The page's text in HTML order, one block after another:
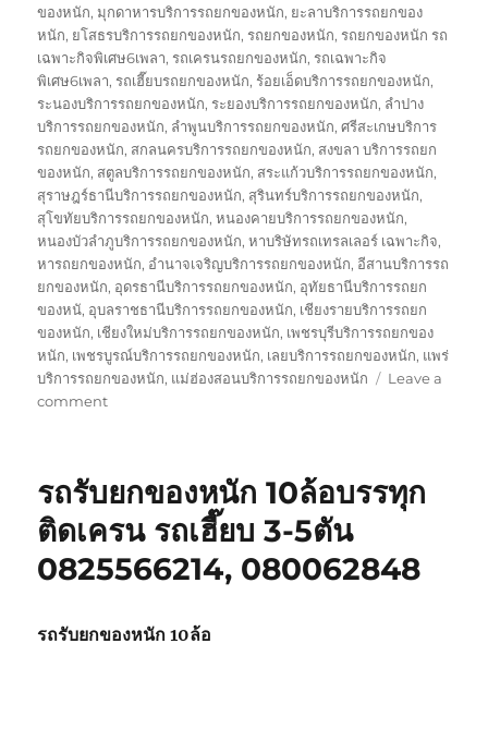
ของหนัก,มุกดาหารบริการรถยกของหนัก, ยะลาบริการรถยกของ
หนัก, ยโสธรบริการรถยกของหนัก,รถยกของหนัก,รถยกของหนัก รถ
เฉพาะกิจพิเศษ6เพลา,รถเครนรถยกของหนัก,รถเฉพาะกิจ
พิเศษ6เพลา,รถเฮี๊ยบรถยกของหนัก,ร้อยเอ็ดบริการรถยกของหนัก,
ระนองบริการรถยกของหนัก,ระยองบริการรถยกของหนัก, ลำปาง
บริการรถยกของหนัก, ลำพูนบริการรถยกของหนัก,ศรีสะเกษบริการ
รถยกของหนัก, สกลนครบริการรถยกของหนัก, สงขลา บริการรถยก
ของหนัก, สตูลบริการรถยกของหนัก, สระแก้วบริการรถยกของหนัก,
สุราษฎร์ธานีบริการรถยกของหนัก, สุรินทร์บริการรถยกของหนัก,
สุโขทัยบริการรถยกของหนัก,หนองคายบริการรถยกของหนัก,
หนองบัวลำภูบริการรถยกของหนัก,หาบริษัทรถเทรลเลอร์ เฉพาะกิจ,
หารถยกของหนัก, อำนาจเจริญบริการรถยกของหนัก, อีสานบริการรถ
ยกของหนัก, อุดรธานีบริการรถยกของหนัก, อุทัยธานีบริการรถยก
ของหนั, อุบลราชธานีบริการรถยกของหนัก, เชียงรายบริการรถยก
ของหนัก, เชียงใหม่บริการรถยกของหนัก, เพชรบุรีบริการรถยกของ
หนัก, เพชรบูรณ์บริการรถยกของหนัก, เลยบริการรถยกของหนัก, แพร่
บริการรถยกของหนัก, แม่ฮ่องสอนบริการรถยกของหนัก
Leave a
commenton
เลอ
รถ
เฉพาะ
กิจ
ขนส่ง
รถรับยกของหนัก 10ล้อบรรทุก
ติดเครน รถเฮี๊ยบ 3-5ตัน
0825566214, 080062848
รถรับยกของหนัก 10ล้อ